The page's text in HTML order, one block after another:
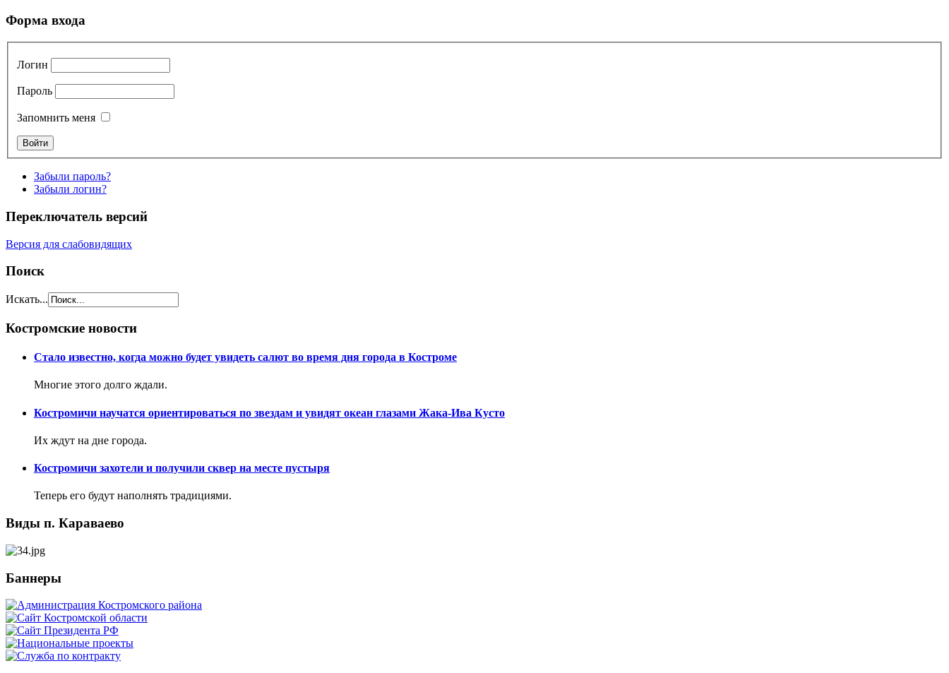
Форма входа
Логин
Пароль
Запомнить меня
Забыли пароль?
Забыли логин?
Переключатель версий
Версия для слабовидящих
Поиск
Искать...
Костромские новости
Стало известно, когда можно будет увидеть салют во время дня города в Костроме
Многие этого долго ждали.
Костромичи научатся ориентироваться по звездам и увидят океан глазами Жака-Ива Кусто
Их ждут на дне города.
Костромичи захотели и получили сквер на месте пустыря
Теперь его будут наполнять традициями.
Виды п. Караваево
Баннеры